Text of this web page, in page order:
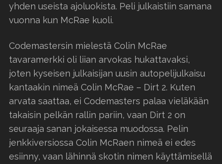
yhden useista ajoluokista. Peli julkaistiin samana
vuonna kun McRae kuoli.
Codemastersin mielestä Colin McRae
tavaramerkki oli liian arvokas hukattavaksi,
joten kyseisen julkaisijan uusin autopelijulkaisu
kantaakin nimeä Colin McRae – Dirt 2. Kuten
arvata saattaa, ei Codemasters palaa vieläkään
takaisin pelkän rallin pariin, vaan Dirt 2 on
seuraaja sanan jokaisessa muodossa. Pelin
jenkkiversiossa Colin McRaen nimeä ei edes
esiinny, vaan lähinnä skotin nimen käyttämisellä